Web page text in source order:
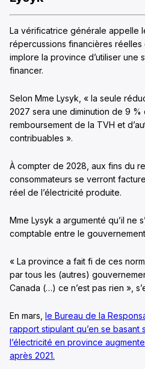
La vérificatrice générale appelle
répercussions financières
implore la province d’utiliser une
financer.
Selon Mme Lysyk, « la seule
2027 sera une diminution de 9 %
remboursement de la TVH et
contribuables ».
À compter de 2028, aux fins du
consommateurs se verront
réel de l’électricité produite.
Mme Lysyk a argumenté qu’il ne
comptable entre le
« La province a fait fi de ces
par tous les (autres)
Canada (…) ce n’est pas rien »,
En mars, le Bureau de la
rapport stipulant qu’en se
l’électricité en province
après 2021.